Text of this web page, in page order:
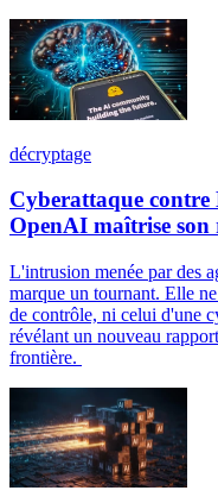
décryptage
Cyberattaque contre
OpenAI maîtrise son
L'intrusion menée par des
marque un tournant. Elle
de contrôle, ni celui d'une
révélant un nouveau
frontière.